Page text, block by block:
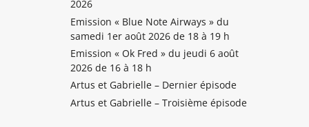
2026
Emission « Blue Note Airways » du
samedi 1er août 2026 de 18 à 19 h
Emission « Ok Fred » du jeudi 6 août
2026 de 16 à 18 h
Artus et Gabrielle – Dernier épisode
Artus et Gabrielle – Troisième épisode